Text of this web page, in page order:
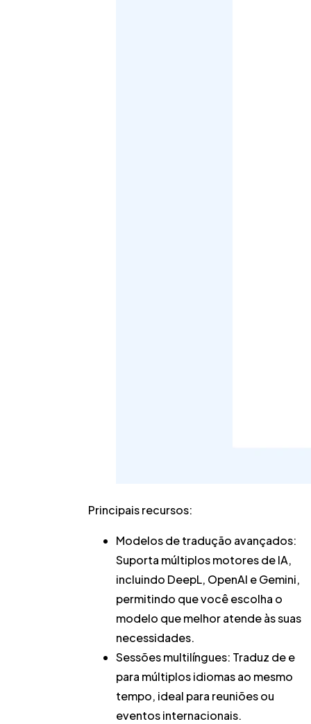
Principais recursos:
Modelos de tradução avançados:
Suporta múltiplos motores de IA,
incluindo DeepL, OpenAI e Gemini,
permitindo que você escolha o
modelo que melhor atende às suas
necessidades.
Sessões multilíngues: Traduz de e
para múltiplos idiomas ao mesmo
tempo, ideal para reuniões ou
eventos internacionais.